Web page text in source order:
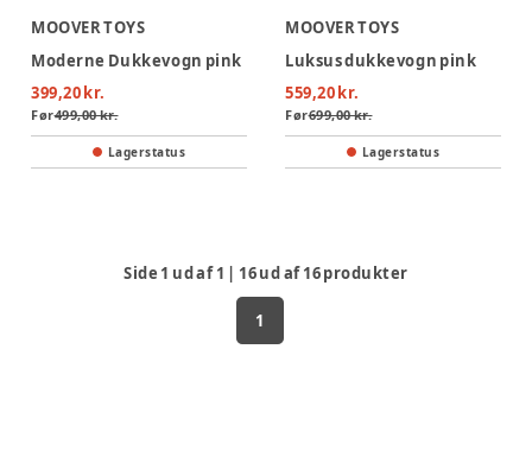
MOOVER TOYS
Moderne Dukkevogn pink
399,20 kr.
Før499,00 kr.
Lagerstatus
MOOVER TOYS
Luksus dukkevogn pink
559,20 kr.
Før699,00 kr.
Lagerstatus
Side 1 ud af1 | 16ud af16produkter
1